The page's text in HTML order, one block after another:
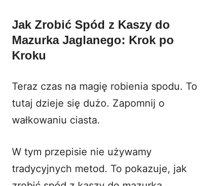
Jak Zrobić Spód z Kaszy do
Mazurka Jaglanego: Krok po
Kroku
Teraz czas na magię robienia spodu. To
tutaj dzieje się dużo. Zapomnij o
wałkowaniu ciasta.
W tym przepisie nie używamy
tradycyjnych metod. To pokazuje, jak